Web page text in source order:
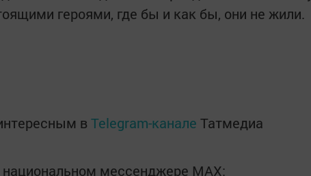
героями, где бы и как бы, они не жили.
в Telegram-канале Татмедиа
национальном мессенджере MАХ: